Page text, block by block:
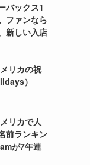
バックス1
ファンなら
新しい入店
リカの祝
）
リカで人
前ランキン
が7年連